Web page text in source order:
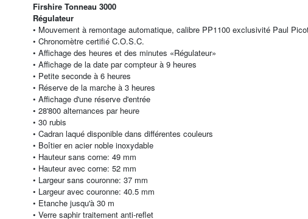
Firshire Tonneau 3000
Régulateur
• Mouvement à remontage automatique, calibre PP1100 exclusivité Paul
• Chronomètre certifié C.O.S.C.
• Affichage des heures et des minutes «Régulateur»
• Affichage de la date par compteur à 9 heures
• Petite seconde à 6 heures
• Réserve de la marche à 3 heures
• Affichage d'une réserve d'entrée
• 28'800 alternances par heure
• 30 rubis
• Cadran laqué disponible dans différentes couleurs
• Boîtier en acier noble inoxydable
• Hauteur sans corne: 49 mm
• Hauteur avec corne: 52 mm
• Largeur sans couronne: 37 mm
• Largeur avec couronne: 40.5 mm
• Etanche jusqu'à 30 m
• Verre saphir traitement anti-reflet